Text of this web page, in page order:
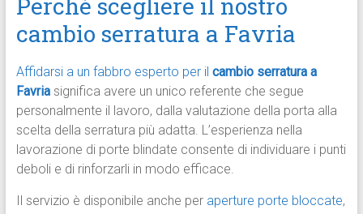
Perché scegliere il nostro
cambio serratura a Favria
Affidarsi a un fabbro esperto per il cambio serratura a
Favriasignifica avere un unico referente che segue
personalmente il lavoro, dalla valutazione della porta alla
scelta della serratura più adatta. L’esperienza nella
lavorazione di porte blindate consente di individuare i punti
deboli e di rinforzarli in modo efficace.
Il servizio è disponibile anche per aperture porte bloccate,